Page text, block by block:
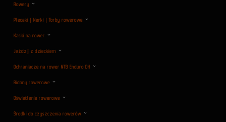
Rowery
Plecaki | Nerki | Torby rowerowe
Kaski na rower
Jeździj z dzieckiem
Ochraniacze na rower MTB Enduro DH
Bidony rowerowe
Oświetlenie rowerowe
Środki do czyszczenia rowerów